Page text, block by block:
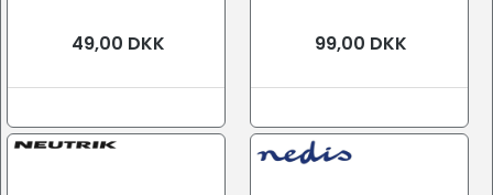
49,00 DKK 99,00 DKK